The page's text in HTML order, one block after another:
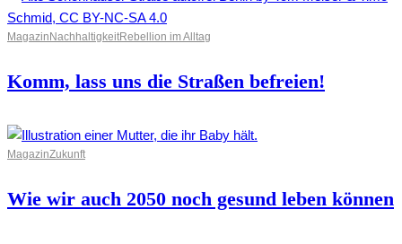
MagazinNachhaltigkeitRebellion im Alltag
Komm, lass uns die Straßen befreien!
MagazinZukunft
Wie wir auch 2050 noch gesund leben können